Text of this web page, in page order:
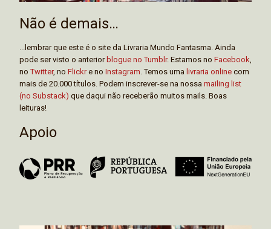
Não é demais…
...lembrar que este é o site da Livraria Mundo Fantasma. Ainda
pode ser visto o anterior blogue no Tumblr. Estamos no Facebook,
noTwitter, no Flickre no Instagram. Temos uma livraria online com
mais de 20.000 títulos. Podem inscrever-se na nossa mailing list
(no Substack) que daqui não receberão muitos mails. Boas
leituras!
Apoio